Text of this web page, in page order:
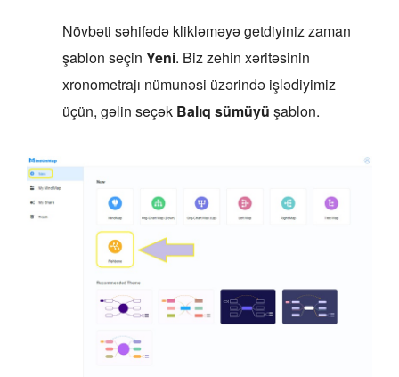
Növbəti səhifədə klikləməyə getdiyiniz zaman
şablon seçin Yeni. Biz zehin xəritəsinin
xronometrajı nümunəsi üzərində işlədiyimiz
üçün, gəlin seçək Balıq sümüyü şablon.